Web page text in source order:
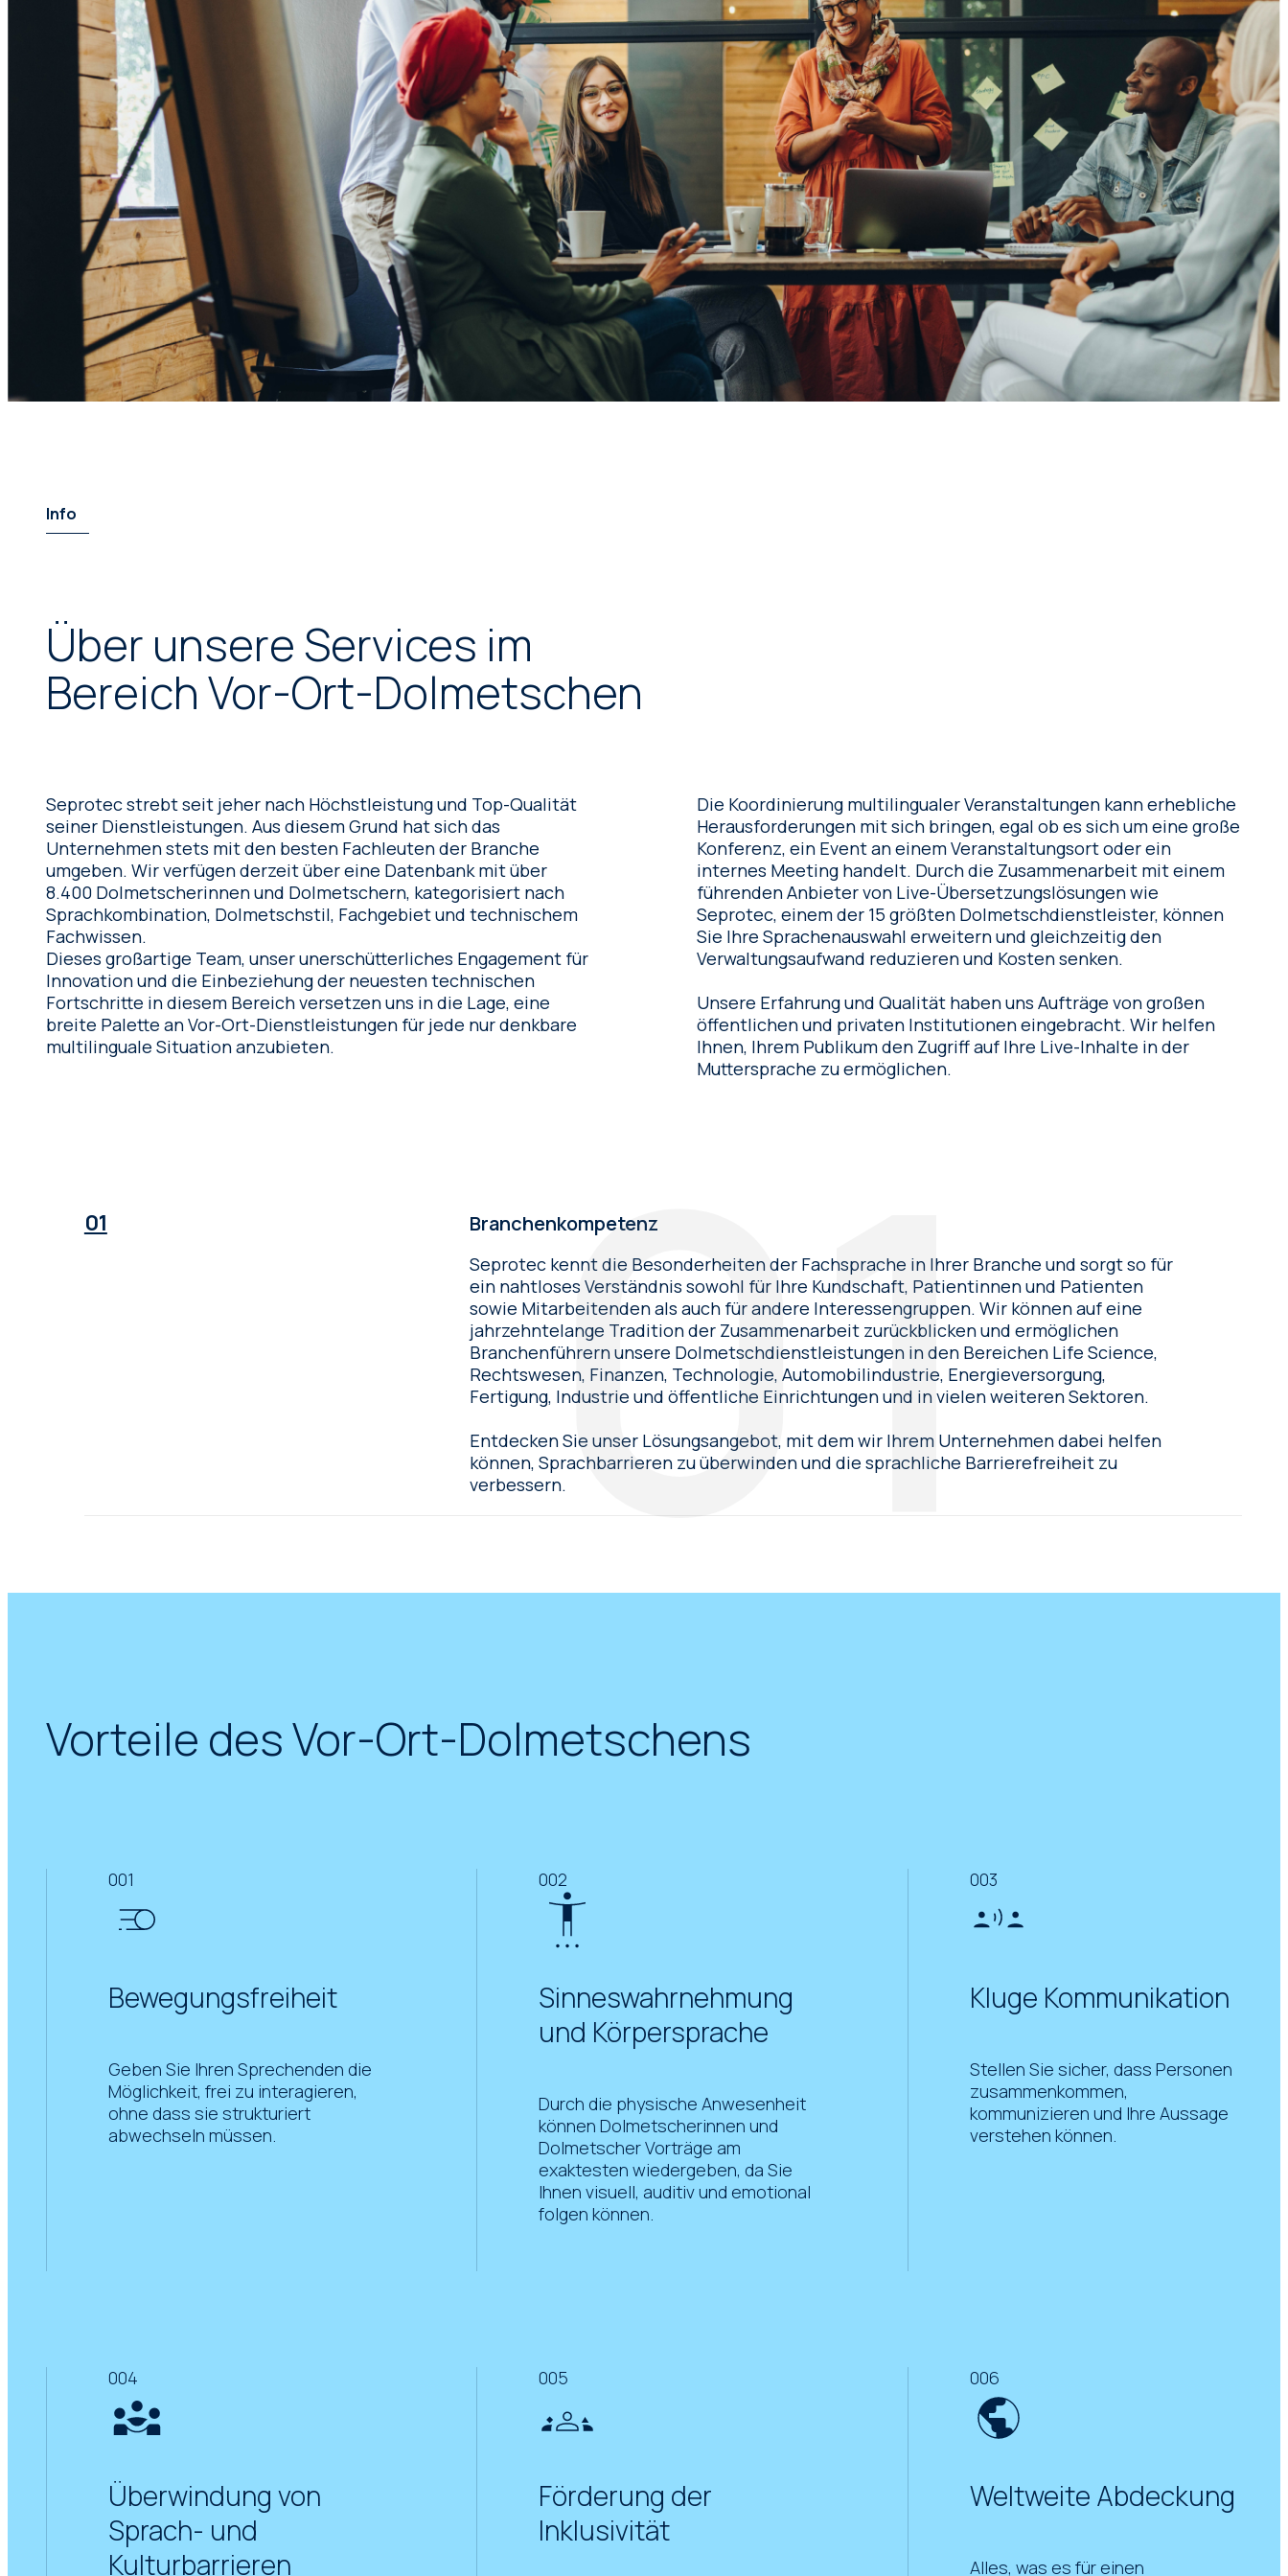
Info
Über unsere Services im
Bereich Vor-Ort-Dolmetschen
Seprotec strebt seit jeher nach Höchstleistung und Top-Qualität
seiner Dienstleistungen. Aus diesem Grund hat sich das
Unternehmen stets mit den besten Fachleuten der Branche
umgeben. Wir verfügen derzeit über eine Datenbank mit über
8.400 Dolmetscherinnen und Dolmetschern, kategorisiert nach
Sprachkombination, Dolmetschstil, Fachgebiet und technischem
Fachwissen.
Dieses großartige Team, unser unerschütterliches Engagement für
Innovation und die Einbeziehung der neuesten technischen
Fortschritte in diesem Bereich versetzen uns in die Lage, eine
breite Palette an Vor-Ort-Dienstleistungen für jede nur denkbare
multilinguale Situation anzubieten.
Die Koordinierung multilingualer Veranstaltungen kann erhebliche
Herausforderungen mit sich bringen, egal ob es sich um eine große
Konferenz, ein Event an einem Veranstaltungsort oder ein
internes Meeting handelt. Durch die Zusammenarbeit mit einem
führenden Anbieter von Live-Übersetzungslösungen wie
Seprotec, einem der 15 größten Dolmetschdienstleister, können
Sie Ihre Sprachenauswahl erweitern und gleichzeitig den
Verwaltungsaufwand reduzieren und Kosten senken.
Unsere Erfahrung und Qualität haben uns Aufträge von großen
öffentlichen und privaten Institutionen eingebracht. Wir helfen
Ihnen, Ihrem Publikum den Zugriff auf Ihre Live-Inhalte in der
Muttersprache zu ermöglichen.
Branchenkompetenz
Seprotec kennt die Besonderheiten der Fachsprache in Ihrer Branche und sorgt so für
ein nahtloses Verständnis sowohl für Ihre Kundschaft, Patientinnen und Patienten
sowie Mitarbeitenden als auch für andere Interessengruppen. Wir können auf eine
jahrzehntelange Tradition der Zusammenarbeit zurückblicken und ermöglichen
Branchenführern unsere Dolmetschdienstleistungen in den Bereichen Life Science,
Rechtswesen, Finanzen, Technologie, Automobilindustrie, Energieversorgung,
Fertigung, Industrie und öffentliche Einrichtungen und in vielen weiteren Sektoren.
Entdecken Sie unser Lösungsangebot, mit dem wir Ihrem Unternehmen dabei helfen
können, Sprachbarrieren zu überwinden und die sprachliche Barrierefreiheit zu
verbessern.
Vorteile des Vor-Ort-Dolmetschens
001
Bewegungsfreiheit
Geben Sie Ihren Sprechenden die
Möglichkeit, frei zu interagieren,
ohne dass sie strukturiert
abwechseln müssen.
002
Sinneswahrnehmung
und Körpersprache
Durch die physische Anwesenheit
können Dolmetscherinnen und
Dolmetscher Vorträge am
exaktesten wiedergeben, da Sie
Ihnen visuell, auditiv und emotional
folgen können.
003
Kluge Kommunikation
Stellen Sie sicher, dass Personen
zusammenkommen,
kommunizieren und Ihre Aussage
verstehen können.
004
Überwindung von
Sprach- und
Kulturbarrieren
005
Förderung der
Inklusivität
006
Weltweite Abdeckung
Alles, was es für einen